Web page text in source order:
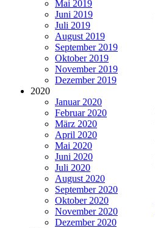
Mai 2019
Juni 2019
Juli 2019
August 2019
September 2019
Oktober 2019
November 2019
Dezember 2019
2020
Januar 2020
Februar 2020
März 2020
April 2020
Mai 2020
Juni 2020
Juli 2020
August 2020
September 2020
Oktober 2020
November 2020
Dezember 2020